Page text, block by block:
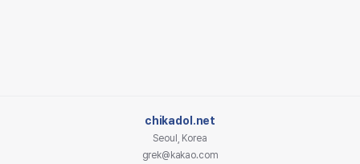
chikadol.net
Seoul, Korea
grek@kakao.com